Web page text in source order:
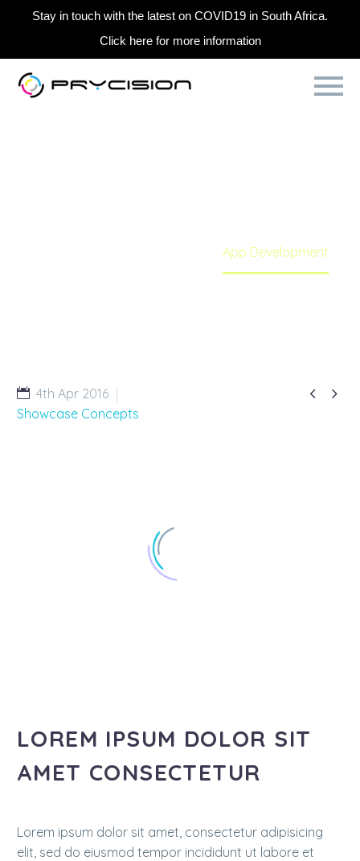
Stay in touch with the latest on COVID19 in South Africa.
Click here for more information
App Development
 
4th Apr 2016
Showcase Concepts
LOREM IPSUM DOLOR SIT
AMET CONSECTETUR
Lorem ipsum dolor sit amet, consectetur adipisicing
elit, sed do eiusmod tempor incididunt ut labore et